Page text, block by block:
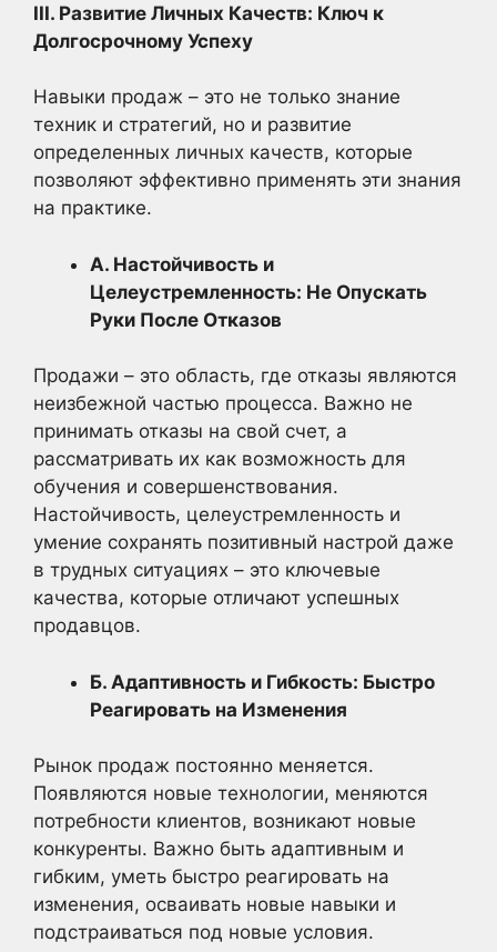
III. Развитие Личных Качеств: Ключ к
Долгосрочному Успеху
Навыки продаж – это не только знание
техник и стратегий, но и развитие
определенных личных качеств, которые
позволяют эффективно применять эти знания
на практике.
А. Настойчивость и
Целеустремленность: Не Опускать
Руки После Отказов
Продажи – это область, где отказы являются
неизбежной частью процесса. Важно не
принимать отказы на свой счет, а
рассматривать их как возможность для
обучения и совершенствования.
Настойчивость, целеустремленность и
умение сохранять позитивный настрой даже
в трудных ситуациях – это ключевые
качества, которые отличают успешных
продавцов.
Б. Адаптивность и Гибкость: Быстро
Реагировать на Изменения
Рынок продаж постоянно меняется.
Появляются новые технологии, меняются
потребности клиентов, возникают новые
конкуренты. Важно быть адаптивным и
гибким, уметь быстро реагировать на
изменения, осваивать новые навыки и
подстраиваться под новые условия.